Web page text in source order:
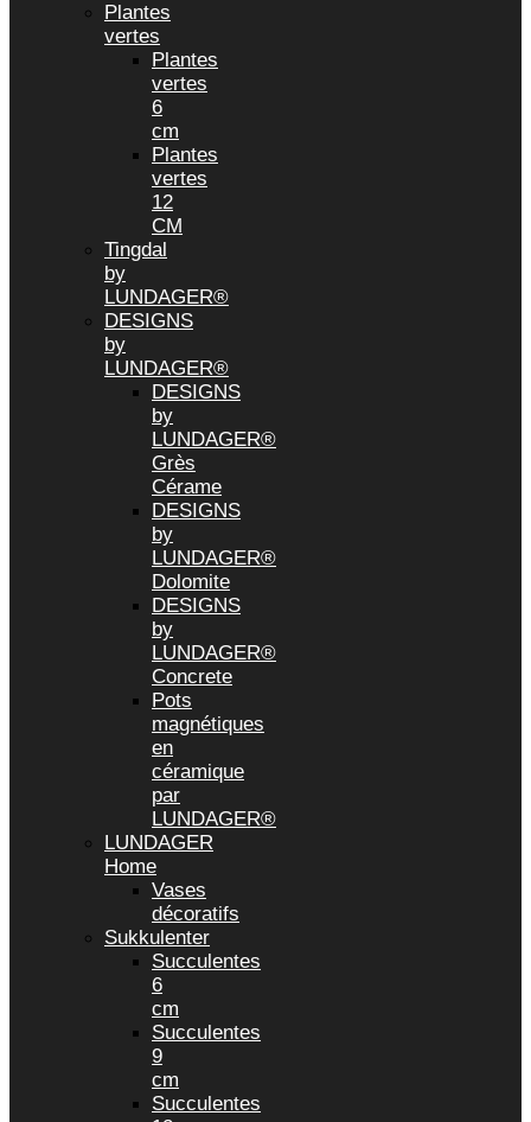
Plantes
vertes
Plantes
vertes
6
cm
Plantes
vertes
12
CM
Tingdal
by
LUNDAGER®
DESIGNS
by
LUNDAGER®
DESIGNS
by
LUNDAGER®
Grès
Cérame
DESIGNS
by
LUNDAGER®
Dolomite
DESIGNS
by
LUNDAGER®
Concrete
Pots
magnétiques
en
céramique
par
LUNDAGER®
LUNDAGER
Home
Vases
décoratifs
Sukkulenter
Succulentes
6
cm
Succulentes
9
cm
Succulentes